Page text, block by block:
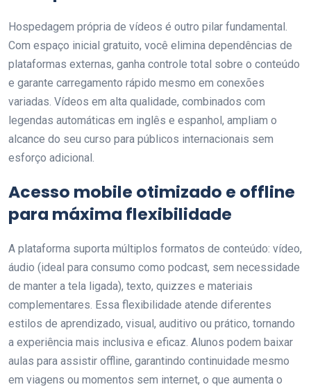
Hospedagem própria de vídeos é outro pilar fundamental.
Com espaço inicial gratuito, você elimina dependências de
plataformas externas, ganha controle total sobre o conteúdo
e garante carregamento rápido mesmo em conexões
variadas. Vídeos em alta qualidade, combinados com
legendas automáticas em inglês e espanhol, ampliam o
alcance do seu curso para públicos internacionais sem
esforço adicional.
Acesso mobile otimizado e offline
para máxima flexibilidade
A plataforma suporta múltiplos formatos de conteúdo: vídeo,
áudio (ideal para consumo como podcast, sem necessidade
de manter a tela ligada), texto, quizzes e materiais
complementares. Essa flexibilidade atende diferentes
estilos de aprendizado, visual, auditivo ou prático, tornando
a experiência mais inclusiva e eficaz. Alunos podem baixar
aulas para assistir offline, garantindo continuidade mesmo
em viagens ou momentos sem internet, o que aumenta o